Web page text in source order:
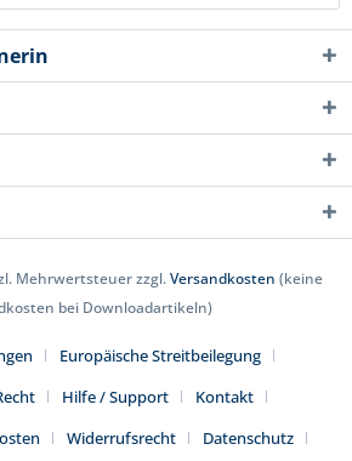
Mehrwertsteuer zzgl.Versandkosten (keine
bei Downloadartikeln)
Europäische Streitbeilegung
Hilfe / Support
Kontakt
Widerrufsrecht
Datenschutz